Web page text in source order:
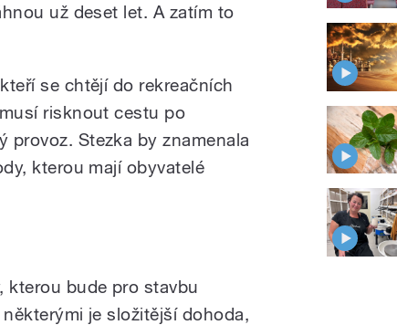
už deset let. A zatím to
se chtějí do rekreačních
risknout cestu po
provoz. Stezka by znamenala
kterou mají obyvatelé
kterou bude pro stavbu
je složitější dohoda,